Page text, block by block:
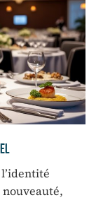
nouveauté,